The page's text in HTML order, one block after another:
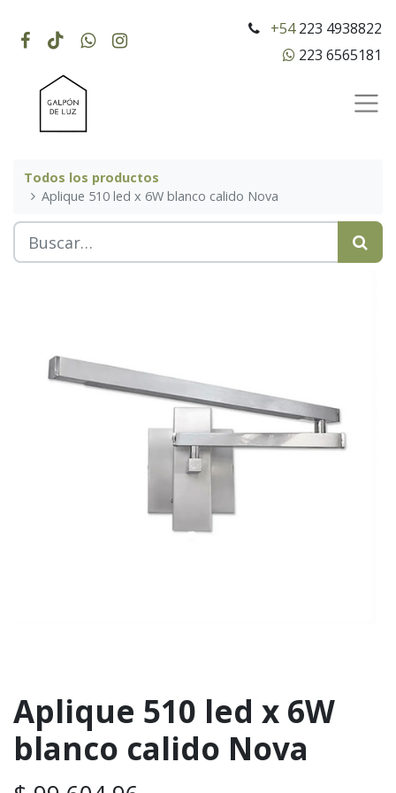
+54223 4938822
223 6565181
Todos los productos
Aplique 510 led x 6W blanco calido Nova
Aplique 510 led x 6W
blanco calido Nova